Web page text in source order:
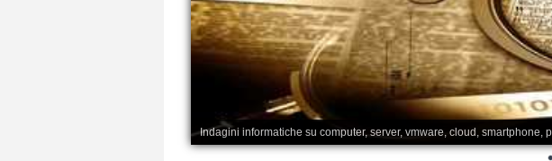
Indagini informatiche su computer, server, vmware, cloud, smartphone,